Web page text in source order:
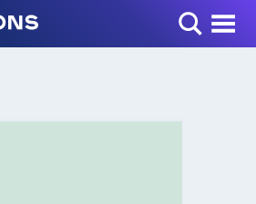
Toggle Menu